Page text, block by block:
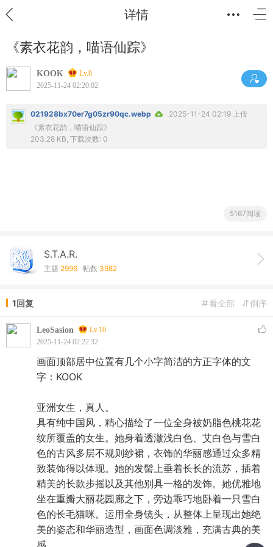
详情
《素衣花韵，喵语仙踪》
KOOK
Lv.8
2025-11-24 02:20:02
021928bx70er7g05zr90qc.webp
2025-11-24 02:19 上传
《素衣花韵，喵语仙踪》
203.28 KB, 下载次数: 0
5167阅读
S.T.A.R.
主题 2996 帖数 3982
1回复 倒序
看全部
LeoSasion
Lv.10
2025-11-24 02:22:32
画面顶部居中位置有几个小字简洁的方正字体的文
字：KOOK
亚洲女生，真人。
具有纯中国风，精心描绘了一位全身被奶脂色桃花花
纹所覆盖的女生。她身着透澈浅白色、艾白色与雪白
色的古风多层不规则纱裙，衣饰的华丽感通过众多精
致装饰得以体现。她的发髻上垂着长长的流苏，插着
精美的长款步摇以及其他别具一格的发饰。她优雅地
坐在重瓣大丽花园廊之下，旁边乖巧地卧着一只雪白
色的长毛猫咪。运用全身镜头，从整体上呈现出她绝
美的姿态和华丽造型，画面色调淡雅，充满古典的美
感。